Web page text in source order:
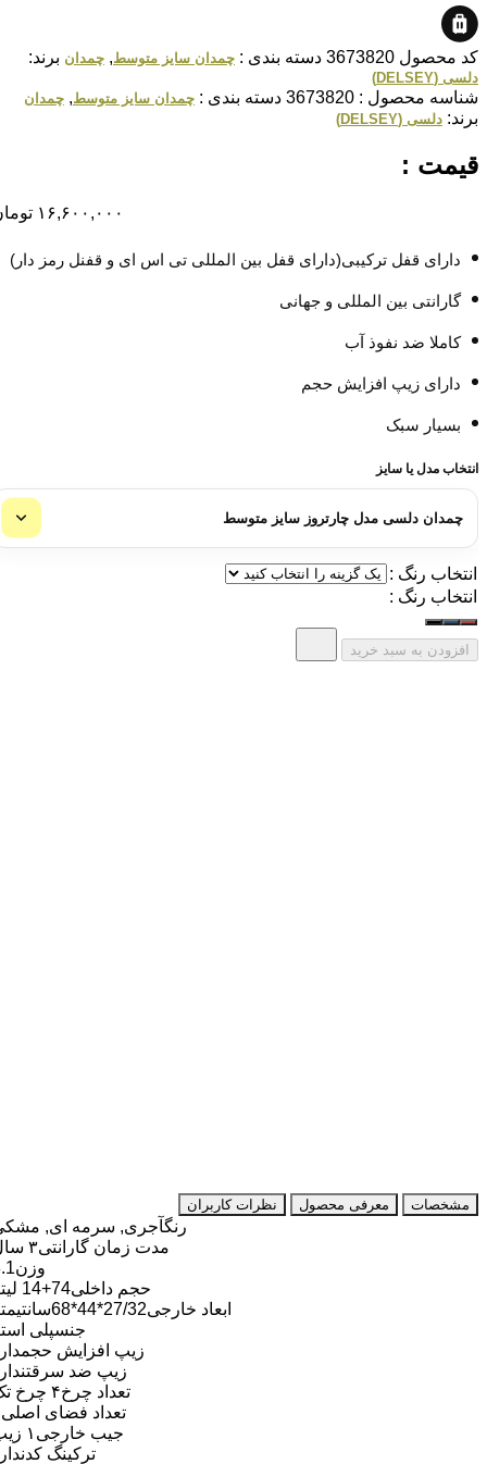
کد محصول 3673820 دسته بندی : چمدان سایز متوسط,چمدان برند:
دلسی (DELSEY)
شناسه محصول : 3673820 دسته بندی : چمدان سایز متوسط,چمدان
برند:دلسی (DELSEY)
قیمت :
۱۶,۶۰۰,۰۰۰ تومان
دارای قفل ترکیبی(دارای قفل بین المللی تی اس ای و قفنل رمز دار)
گارانتی بین المللی و جهانی
کاملا ضد نفوذ آب
دارای زیپ افزایش حجم
بسیار سبک
انتخاب مدل یا سایز
انتخاب رنگ :
انتخاب رنگ :
افزودن به سبد خرید
مشخصات معرفی محصول نظرات کاربران
رنگآجری, سرمه ای, مشکی
مدت زمان گارانتی ۳ سال
وزن3.1
حجم داخلی 74+14 لیتر
ابعاد خارجی 27/32*44*68سانتیمتر
جنسپلی استر
زیپ افزایش حجمدارد
زیپ ضد سرقتندارد
تعداد چرخ۴ چرخ تک
تعداد فضای اصلی ۱
جیب خارجی ۱ زیپ
ترکینگ کدندارد